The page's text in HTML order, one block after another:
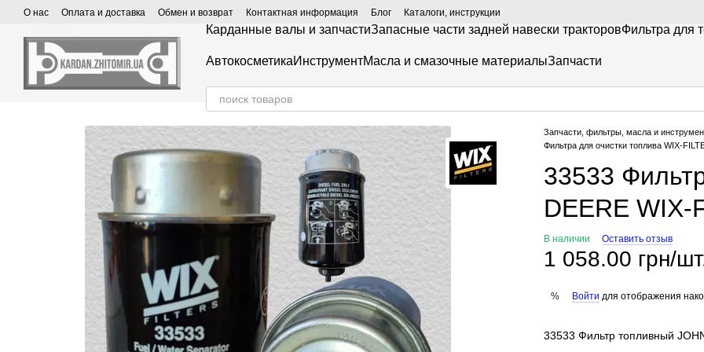
Перейти к основному контенту
О нас Оплата и доставка Обмен и возврат Контактная информация Блог Каталоги, инструкции
Карданные валы и запчастиЗапасные части задней навески тракторовФильтра для
АвтокосметикаИнструментМасла и смазочные материалыЗапчасти
Запчасти, фильтры, масла и
Фильтра для очистки топлива WIX-
33533
DEERE WIX-
В наличии Оставить отзыв
1 058.00 грн/
% Войти для отображения
33533 Фильтр топливный